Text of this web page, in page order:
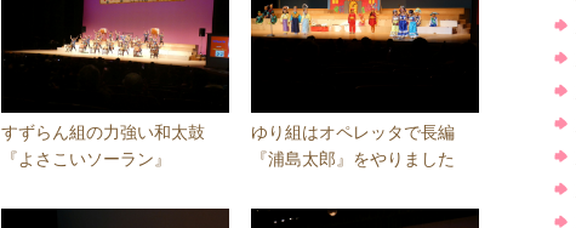
すずらん組の力強い和太鼓
『よさこいソーラン』
ゆり組はオペレッタで長編
『浦島太郎』をやりました